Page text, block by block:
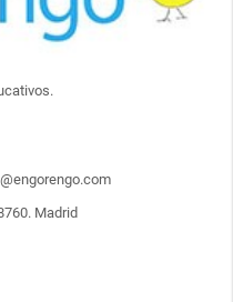
Madrid